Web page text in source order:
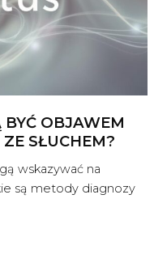
OBJAWEM
SŁUCHEM?
wskazywać na
są metody diagnozy